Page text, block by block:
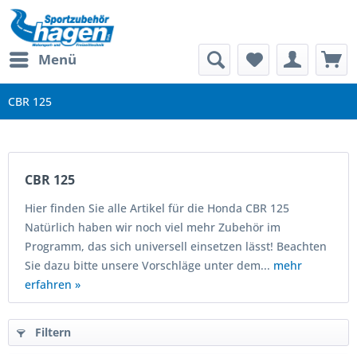
Menü
CBR 125
CBR 125
Hier finden Sie alle Artikel für die Honda CBR 125
Natürlich haben wir noch viel mehr Zubehör im
Programm, das sich universell einsetzen lässt! Beachten
Sie dazu bitte unsere Vorschläge unter dem... mehr
erfahren »
Filtern